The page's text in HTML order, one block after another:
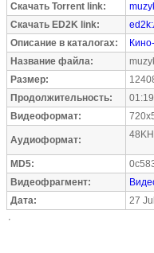
Скачать Torrent link:
Скачать ED2K link:
Описание в каталогах:
Название файла:
Размер:
Продолжительность:
Видеоформат:
Аудиоформат:
MD5:
Видеофрагмент:
Дата:
27